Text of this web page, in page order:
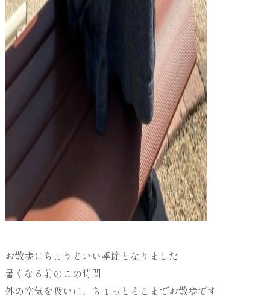
お散歩にちょうどいい季節となりました
暑くなる前のこの時間
外の空気を吸いに、ちょっとそこまでお散歩です